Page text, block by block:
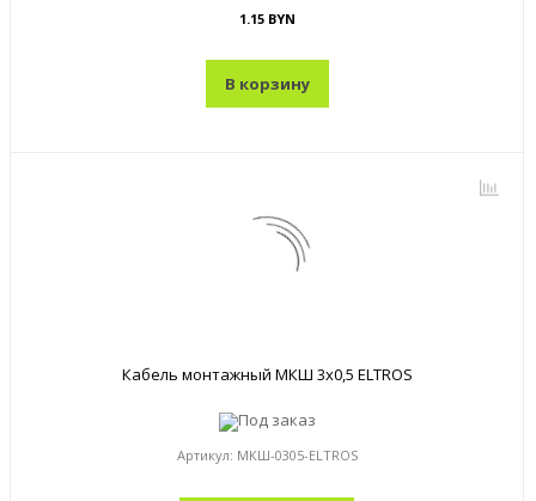
1.15 BYN
В корзину
Кабель монтажный МКШ 3x0,5 ELTROS
Под заказ
Артикул: МКШ-0305-ELTROS